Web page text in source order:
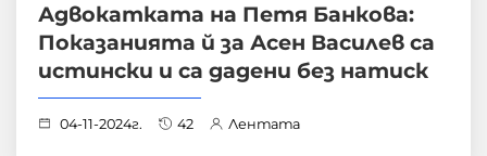
Адвокатката на Петя Банкова:
Показанията й за Асен Василев са
истински и са дадени без натиск
04-11-2024г. 42 Лентата